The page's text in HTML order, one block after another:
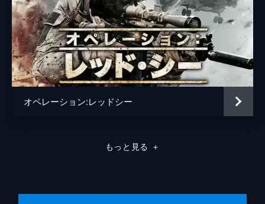
オペレーション:レッドシー
もっと見る ＋